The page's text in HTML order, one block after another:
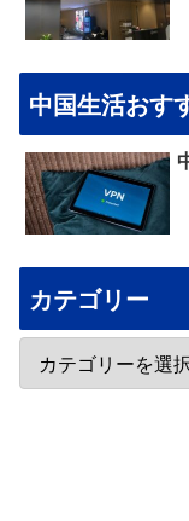
中国生活おす
カテゴリー